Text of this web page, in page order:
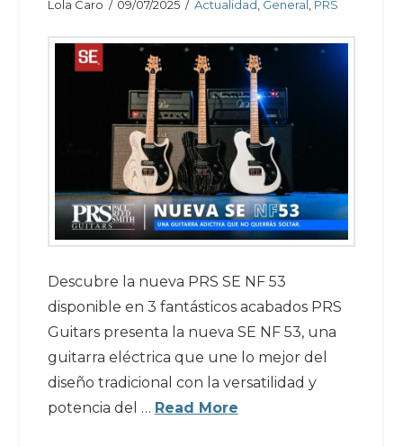
Lola Caro 09/07/2025 Actualidad General PRS
Descubre la nueva PRS SE NF 53
disponible en 3 fantásticos acabados PRS
Guitars presenta la nueva SE NF 53, una
guitarra eléctrica que une lo mejor del
diseño tradicional con la versatilidad y
potencia del … Read More